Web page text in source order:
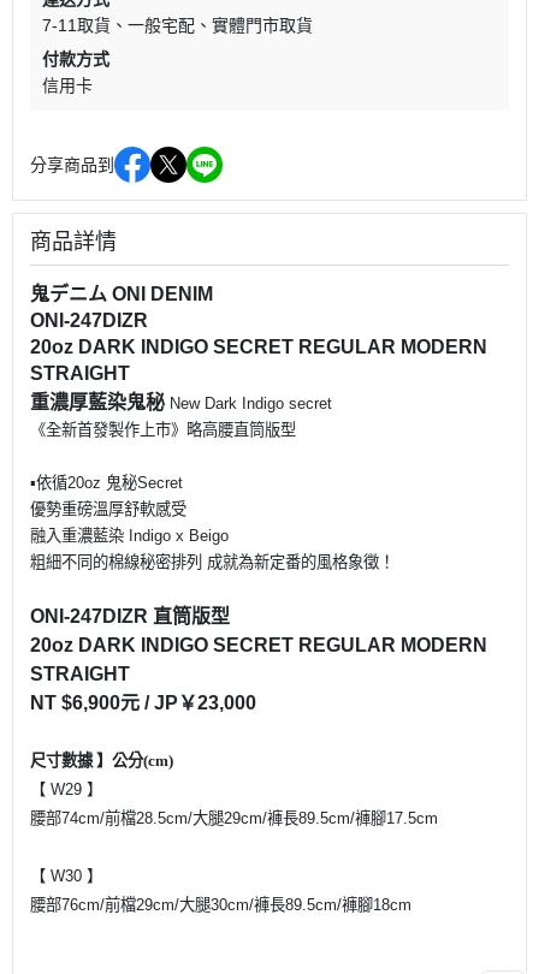
7-11取貨
一般宅配
實體門市取貨
付款方式
信用卡
分享商品到
商品詳情
鬼デニム ONI DENIM
ONI-247DIZR
20oz DARK INDIGO SECRET REGULAR MODERN
STRAIGHT
重濃厚藍染鬼秘 New Dark Indigo secret
《全新首發製作上市》 略高腰直筒版型
▪️依循20oz 鬼秘Secret
優勢重磅溫厚舒軟感受
融入重濃藍染 Indigo x Beigo
粗細不同的棉線秘密排列 成就為新定番的風格象徵！
ONI-247DIZR 直筒版型
20oz DARK INDIGO SECRET REGULAR MODERN
STRAIGHT
NT $6,900元 / JP ￥23,000
尺寸數據 】公分(cm)
【 W29 】
腰部74cm/前檔28.5cm/大腿29cm/褲長89.5cm/褲腳17.5cm
【 W30 】
腰部76cm/前檔29cm/大腿30cm/褲長89.5cm/褲腳18cm